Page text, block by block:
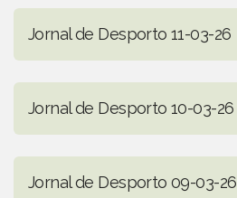
Jornal de Desporto 11-03-26
Jornal de Desporto 10-03-26
Jornal de Desporto 09-03-26